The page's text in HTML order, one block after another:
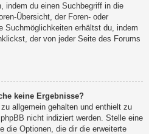
indem du einen Suchbegriff in die
Übersicht, der Foren- oder
Suchmöglichkeiten erhältst du, indem
der von jeder Seite des Forums
keine Ergebnisse?
allgemein gehalten und enthielt zu
nicht indiziert werden. Stelle eine
die Optionen, die dir die erweiterte